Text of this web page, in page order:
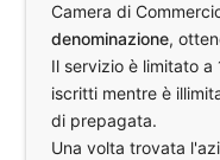
Camera di
denominazione,
Il servizio è limitato
iscritti mentre è
di prepagata.
Una volta trovata